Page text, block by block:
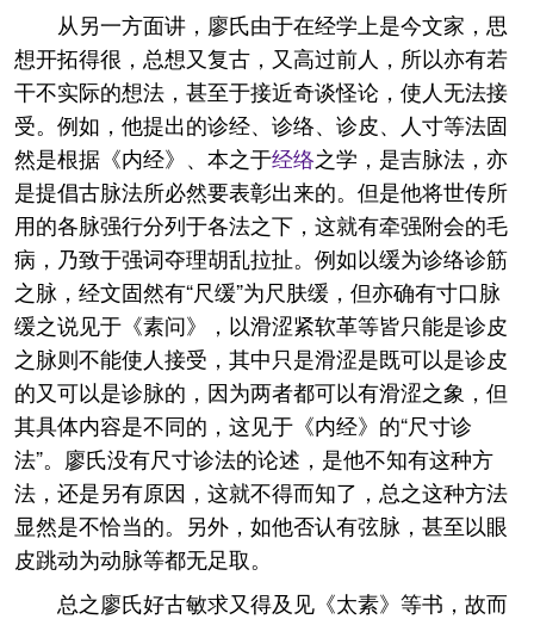
从另一方面讲，廖氏由于在经学上是今文家，思
想开拓得很，总想又复古，又高过前人，所以亦有若
干不实际的想法，甚至于接近奇谈怪论，使人无法接
受。例如，他提出的诊经、诊络、诊皮、人寸等法固
然是根据《内经》、本之于经络之学，是吉脉法，亦
是提倡古脉法所必然要表彰出来的。但是他将世传所
用的各脉强行分列于各法之下，这就有牵强附会的毛
病，乃致于强词夺理胡乱拉扯。例如以缓为诊络诊筋
之脉，经文固然有“尺缓”为尺肤缓，但亦确有寸口脉
缓之说见于《素问》，以滑涩紧软革等皆只能是诊皮
之脉则不能使人接受，其中只是滑涩是既可以是诊皮
的又可以是诊脉的，因为两者都可以有滑涩之象，但
其具体内容是不同的，这见于《内经》的“尺寸诊
法”。廖氏没有尺寸诊法的论述，是他不知有这种方
法，还是另有原因，这就不得而知了，总之这种方法
显然是不恰当的。另外，如他否认有弦脉，甚至以眼
皮跳动为动脉等都无足取。
总之廖氏好古敏求又得及见《太素》等书，故而